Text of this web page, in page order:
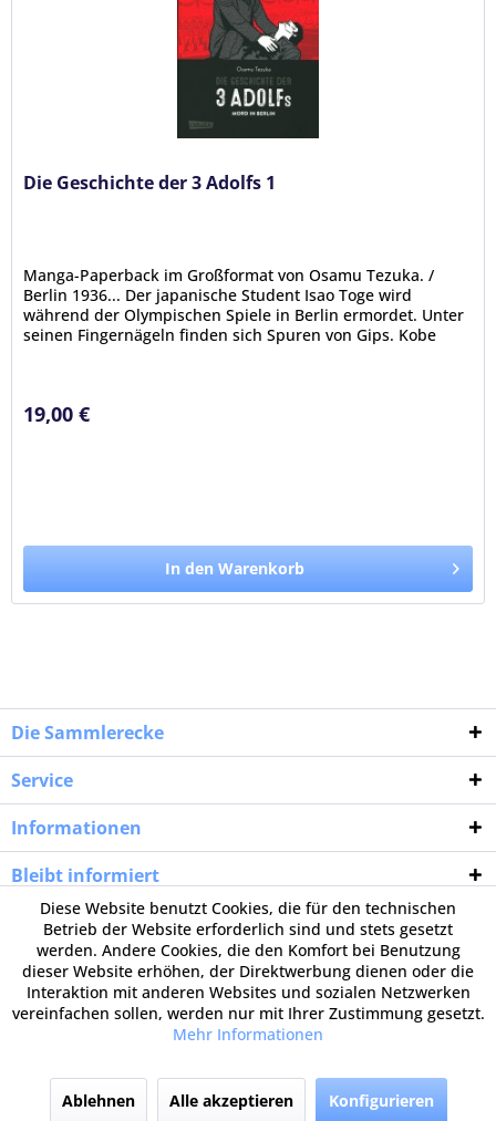
Die Geschichte der 3 Adolfs 1
Manga-Paperback im Großformat von Osamu Tezuka. /
Berlin 1936... Der japanische Student Isao Toge wird
während der Olympischen Spiele in Berlin ermordet. Unter
seinen Fingernägeln finden sich Spuren von Gips. Kobe
19,00 €
In den Warenkorb
Die Sammlerecke
Service
Informationen
Bleibt informiert
Diese Website benutzt Cookies, die für den technischen
Betrieb der Website erforderlich sind und stets gesetzt
werden. Andere Cookies, die den Komfort bei Benutzung
dieser Website erhöhen, der Direktwerbung dienen oder die
Interaktion mit anderen Websites und sozialen Netzwerken
vereinfachen sollen, werden nur mit Ihrer Zustimmung gesetzt.
Mehr Informationen
Ablehnen Alle akzeptieren Konfigurieren